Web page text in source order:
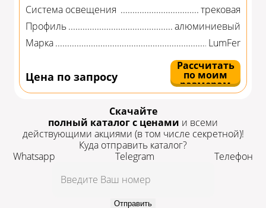
Система освещения
трековая
Профиль
алюминиевый
Марка
LumFer
Цена по запросу
Рассчитать
по моим
размерам
Скачайте
полный каталог с ценами и всеми
действующими акциями (в том числе секретной)!
Куда отправить каталог?
Whatsapp
Telegram Телефон
Отправить